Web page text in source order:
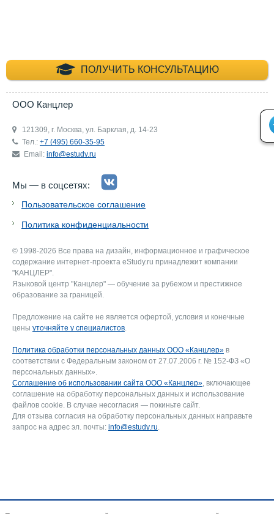
ПОЛУЧИТЬ КОНСУЛЬТАЦИЮ
+7 (495) 660-35-
ООО Канцлер
121309, г. Москва, ул. Барклая, д. 14-23
Тел.: +7 (495) 660-35-95
Email: info@estudy.ru
Мы — в соцсетях:
Пользовательское соглашение
Политика конфиденциальности
© 1998-2026 Все права на дизайн, информационное и графическое
содержание интернет-проекта eStudy.ru принадлежит компании
"КАНЦЛЕР".
Языковой центр "Канцлер" — обучение за рубежом и престижное
образование за границей.
Предложение на сайте не является офертой, условия и конечные
цены уточняйте у специалистов.
Политика обработки персональных данных ООО «Канцлер» в
соответствии с Федеральным законом от 27.07.2006 г. № 152-ФЗ «О
персональных данных».
Соглашение об использовании сайта ООО «Канцлер», включающее
соглашение на обработку персональных данных и использование
файлов cookie. В случае несогласия — покиньте сайт.
Для отзыва согласия на обработку персональных данных направьте
запрос на адрес эл. почты: info@estudy.ru.